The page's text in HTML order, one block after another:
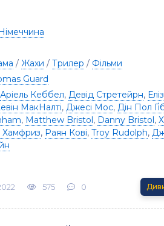
/ Жахи / Трилер / Фільми
Guard
Аріель Кеббел, Девід Стретейрн,
МакНалті, Джесі Мос, Дін Пол
, Matthew Bristol, Danny Bristol,
Хамфриз, Раян Кові, Troy Rudolph,
575 0